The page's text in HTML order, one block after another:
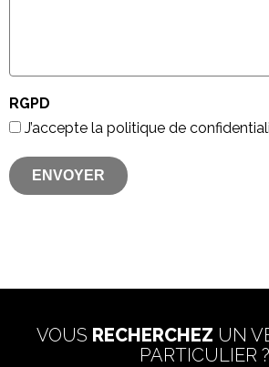
RGPD
J’accepte la politique de
VOUS RECHERCHEZ UN
PARTICULIER ?